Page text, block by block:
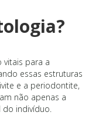
para a
essas estruturas
e a periodontite,
não apenas a
do indivíduo.